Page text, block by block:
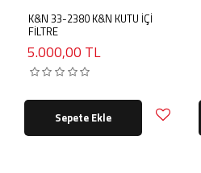
K&N 33-2380 K&N KUTU İÇİ
FİLTRE
5.000,00 TL
Sepete Ekle